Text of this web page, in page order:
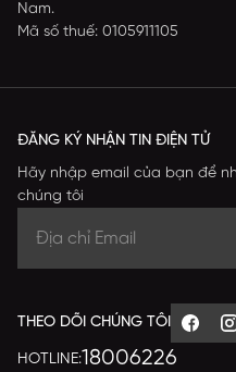
Nam.
Mã số thuế: 0105911105
ĐĂNG KÝ NHẬN TIN ĐIỆN TỬ
Hãy nhập email của bạn để
chúng tôi
THEO DÕI CHÚNG TÔI
HOTLINE:18006226